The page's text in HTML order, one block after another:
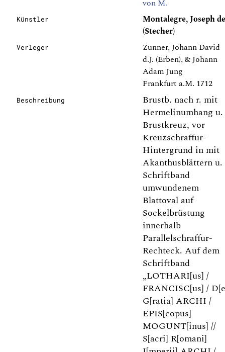
von M.
Künstler
Montalegre, Joseph de
(Stecher)
Verleger
Zunner, Johann David
d.J. (Erben), & Johann
Adam Jung
Frankfurt a.M. 1712
Beschreibung
Brustb. nach r. mit
Hermelinumhang u.
Brustkreuz, vor
Kreuzschraffur-
Hintergrund in mit
Akanthusblättern u.
Schriftband
umwundenem
Blattoval auf
Sockelbrüstung
innerhalb
Parallelschraffur-
Rechteck. Auf dem
Schriftband
„LOTHARI[us] /
FRANCISC[us] /
G[ratia] ARCHI /
EPIS[copus]
MOGUNT[inus] //
S[acri] R[omani]